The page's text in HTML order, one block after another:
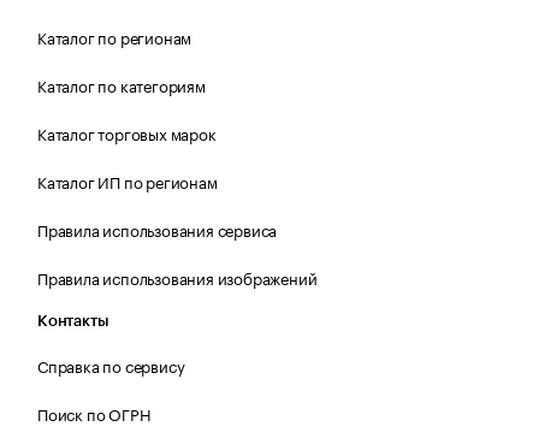
Каталог по регионам
Каталог по категориям
Каталог торговых марок
Каталог ИП по регионам
Правила использования сервиса
Правила использования изображений
Контакты
Справка по сервису
Поиск по ОГРН